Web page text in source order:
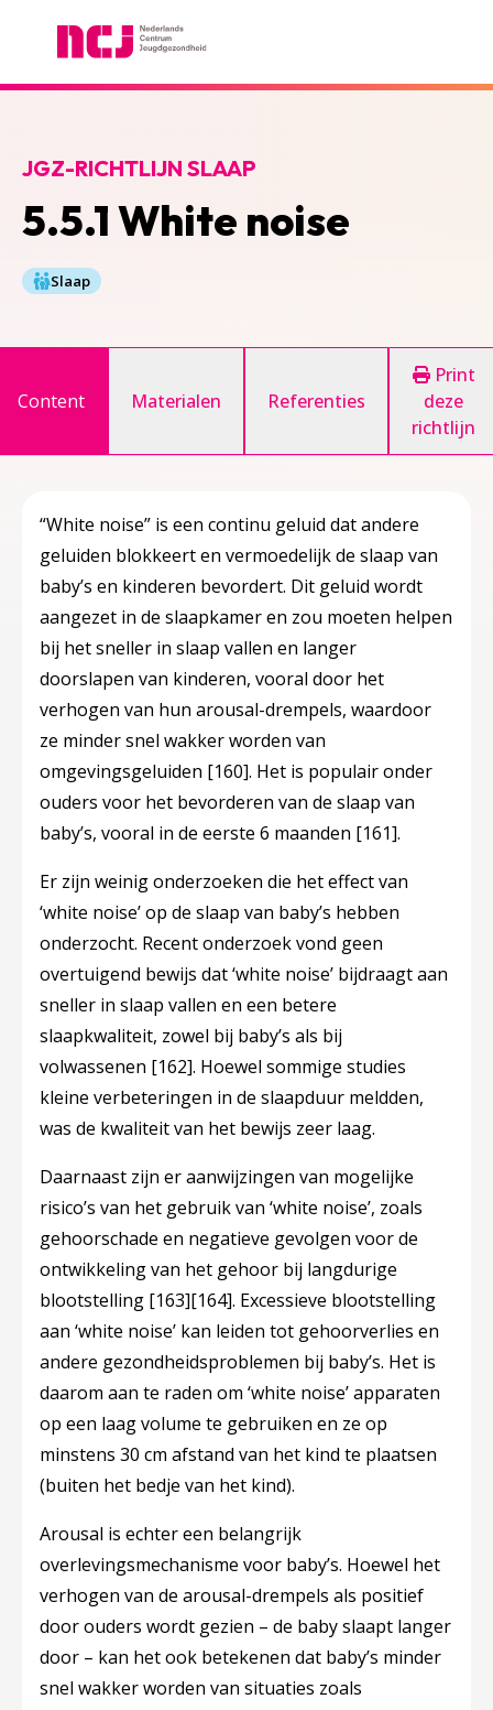
5.5.1 White noise
JGZ-RICHTLIJN SLAAP
Slaap
Content Materialen Referenties
Print
deze
richtlijn
“White noise” is een continu geluid dat andere
geluiden blokkeert en vermoedelijk de slaap van
baby’s en kinderen bevordert. Dit geluid wordt
aangezet in de slaapkamer en zou moeten helpen
bij het sneller in slaap vallen en langer
doorslapen van kinderen, vooral door het
verhogen van hun arousal-drempels, waardoor
ze minder snel wakker worden van
omgevingsgeluiden [160]. Het is populair onder
ouders voor het bevorderen van de slaap van
baby’s, vooral in de eerste 6 maanden [161].
Er zijn weinig onderzoeken die het effect van
‘white noise’ op de slaap van baby’s hebben
onderzocht. Recent onderzoek vond geen
overtuigend bewijs dat ‘white noise’ bijdraagt aan
sneller in slaap vallen en een betere
slaapkwaliteit, zowel bij baby’s als bij
volwassenen [162]. Hoewel sommige studies
kleine verbeteringen in de slaapduur meldden,
was de kwaliteit van het bewijs zeer laag.
Daarnaast zijn er aanwijzingen van mogelijke
risico’s van het gebruik van ‘white noise’, zoals
gehoorschade en negatieve gevolgen voor de
ontwikkeling van het gehoor bij langdurige
blootstelling [163][164]. Excessieve blootstelling
aan ‘white noise’ kan leiden tot gehoorverlies en
andere gezondheidsproblemen bij baby’s. Het is
daarom aan te raden om ‘white noise’ apparaten
op een laag volume te gebruiken en ze op
minstens 30 cm afstand van het kind te plaatsen
(buiten het bedje van het kind).
Arousal is echter een belangrijk
overlevingsmechanisme voor baby’s. Hoewel het
verhogen van de arousal-drempels als positief
door ouders wordt gezien – de baby slaapt langer
door – kan het ook betekenen dat baby’s minder
snel wakker worden van situaties zoals